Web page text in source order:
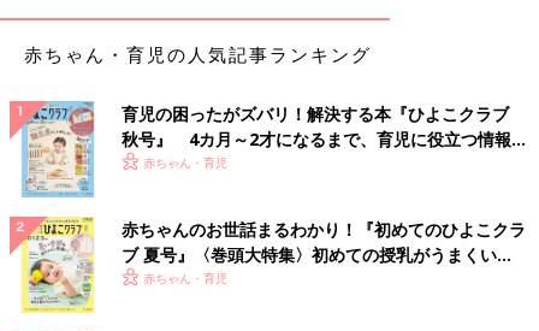
けです。少し時間がかかりますが、買うと高価なミルクジャムも
「みかんの缶詰1缶と牛乳一本でゼリーや寒天を作ってます。あ
っという間になくなります」
「実母がよく牛乳消費の為に作ってくれたのは、牛乳わらび餅で
す。牛乳＋片栗粉＋砂糖を鍋に入れ、練った後にきな粉を絡めて
食べます」
赤ちゃん・育児の人気記事ランキング
育児の困ったがズバリ！解決する本『ひよこクラブ
秋号』 4カ月～2才になるまで、育児に役立つ情報が
いっぱい！
赤ちゃん・育児
赤ちゃんのお世話まるわかり！『初めてのひよこクラ
ブ 夏号』〈巻頭大特集〉初めての授乳がうまくい
く！ おっぱい・ミルクの基本と夏のトラブル 解決テ
赤ちゃん・育児